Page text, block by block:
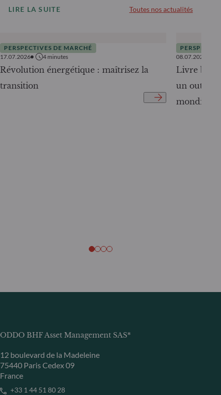
LIRE LA SUITE Toutes nos actualités
PERSPECTIVES DE MARCHÉ
17.07.2026
4 minutes
Révolution énergétique : maîtrisez la
transition
08.07.2026
Livre
un outil
mondiale
ODDO BHF Asset Management SAS*
12 boulevard de la Madeleine
75440 Paris Cedex 09
France
+33 1 44 51 80 28